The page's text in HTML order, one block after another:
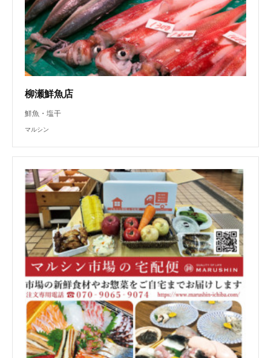
柳瀬鮮魚店
鮮魚・塩干
マルシン